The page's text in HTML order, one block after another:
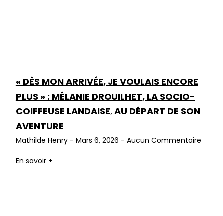
« DÈS MON ARRIVÉE, JE VOULAIS ENCORE
PLUS » : MÉLANIE DROUILHET, LA SOCIO-
COIFFEUSE LANDAISE, AU DÉPART DE SON
AVENTURE
Mathilde Henry Mars 6, 2026 Aucun Commentaire
En savoir +